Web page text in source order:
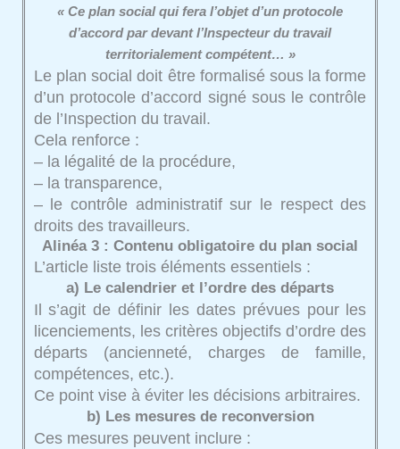
« Ce plan social qui fera l’objet d’un protocole
d’accord par devant l’Inspecteur du travail
territorialement compétent… »
Le plan social doit être formalisé sous la forme
d’un protocole d’accord signé sous le contrôle
de l’Inspection du travail.
Cela renforce :
– la légalité de la procédure,
– la transparence,
– le contrôle administratif sur le respect des
droits des travailleurs.
Alinéa 3 : Contenu obligatoire du plan social
L’article liste trois éléments essentiels :
a) Le calendrier et l’ordre des départs
Il s’agit de définir les dates prévues pour les
licenciements, les critères objectifs d’ordre des
départs (ancienneté, charges de famille,
compétences, etc.).
Ce point vise à éviter les décisions arbitraires.
b) Les mesures de reconversion
Ces mesures peuvent inclure :